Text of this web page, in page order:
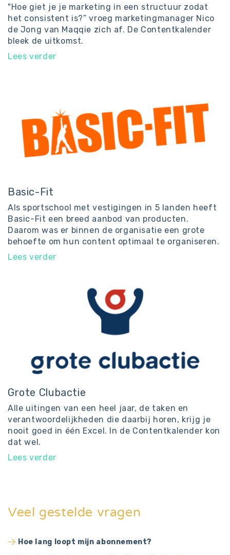
"Hoe giet je je marketing in een structuur zodat
het consistent is?” vroeg marketingmanager Nico
de Jong van Maqqie zich af. De Contentkalender
bleek de uitkomst.
Lees verder
Basic-Fit
Als sportschool met vestigingen in 5 landen heeft
Basic-Fit een breed aanbod van producten.
Daarom was er binnen de organisatie een grote
behoefte om hun content optimaal te organiseren.
Lees verder
Grote Clubactie
Alle uitingen van een heel jaar, de taken en
verantwoordelijkheden die daarbij horen, krijg je
nooit goed in één Excel. In de Contentkalender kon
dat wel.
Lees verder
Veel gestelde vragen
Hoe lang loopt mijn abonnement?